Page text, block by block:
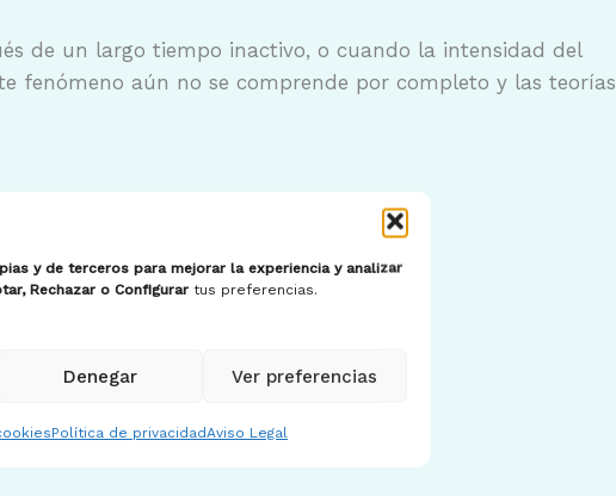
y de terceros para mejorar la experiencia y analizar
Rechazar o Configurar tus preferencias.
Denegar Ver preferencias
Política de privacidadAviso Legal
de un largo tiempo inactivo, o cuando la intensidad del
fenómeno aún no se comprende por completo y las teorías